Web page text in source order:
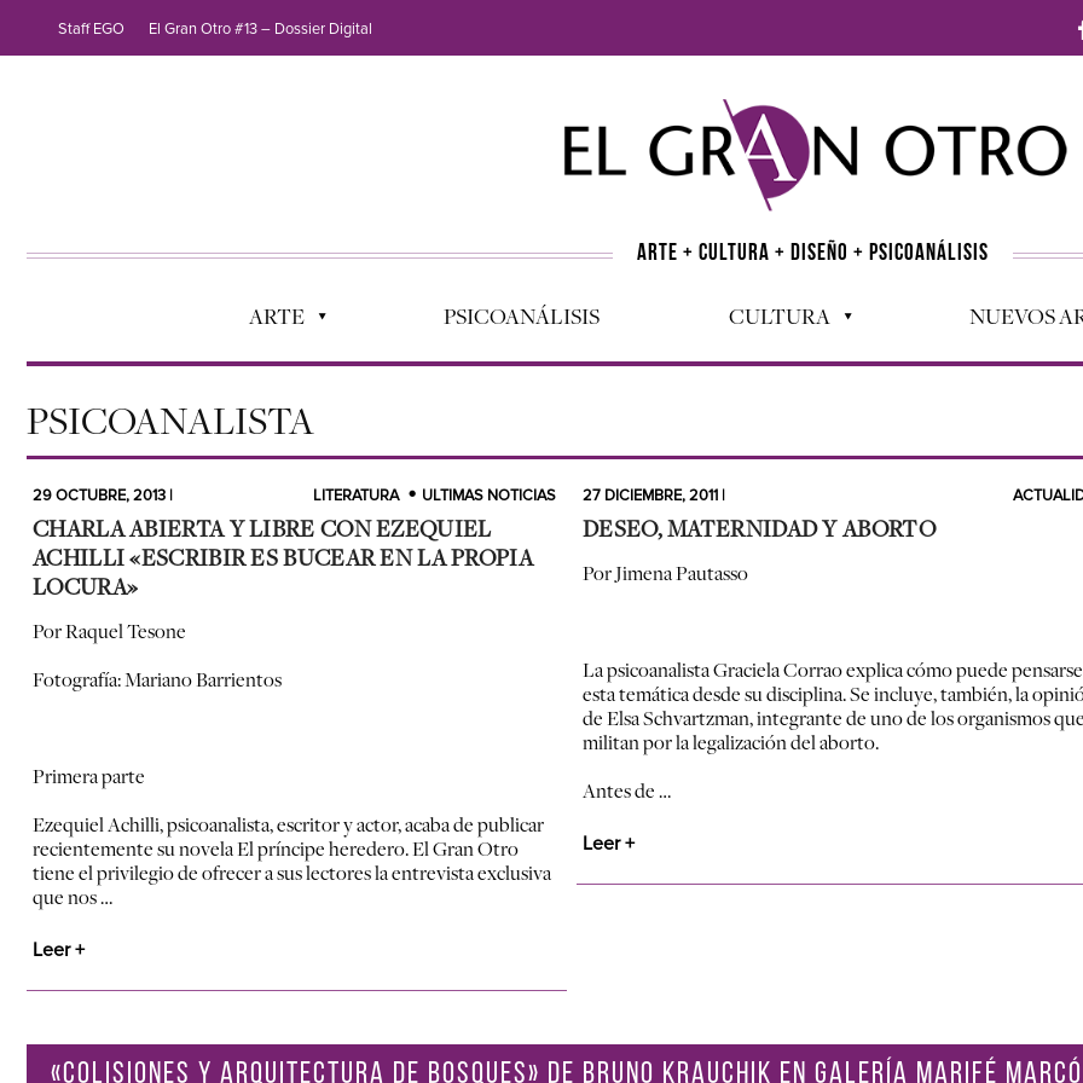
Staff EGO El Gran Otro #13 – Dossier Digital
ARTE + CULTURA + DISEÑO + PSICOANÁLISIS
ARTE PSICOANÁLISIS CULTURA NUEVOS
PSICOANALISTA
29 OCTUBRE, 2013 | LITERATURA ULTIMAS NOTICIAS
CHARLA ABIERTA Y LIBRE CON EZEQUIEL
ACHILLI «ESCRIBIR ES BUCEAR EN LA PROPIA
LOCURA»
Por Raquel Tesone
Fotografía: Mariano Barrientos
Primera parte
Ezequiel Achilli, psicoanalista, escritor y actor, acaba de publicar
recientemente su novela El príncipe heredero. El Gran Otro
tiene el privilegio de ofrecer a sus lectores la entrevista exclusiva
que nos …
Leer +
27 DICIEMBRE, 2011 |
DESEO, MATERNIDAD Y ABORTO
Por Jimena Pautasso
La psicoanalista Graciela Corrao explica cómo puede pensarse
esta temática desde su disciplina. Se incluye, también, la
de Elsa Schvartzman, integrante de uno de los organismos
militan por la legalización del aborto.
Antes de …
Leer +
«COLISIONES Y ARQUITECTURA DE BOSQUES» DE BRUNO KRAUCHIK EN GALERÍA MARIFÉ MARCÓ